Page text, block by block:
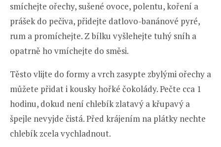
smíchejte ořechy, sušené ovoce, polentu, koření a
prášek do pečiva, přidejte datlovo-banánové pyré,
rum a promíchejte. Z bílku vyšlehejte tuhý sníh a
opatrně ho vmíchejte do směsi.
Těsto vlijte do formy a vrch zasypte zbylými ořechy a
můžete přidat i kousky hořké čokolády. Pečte cca 1
hodinu, dokud není chlebík zlatavý a křupavý a
špejle nevyjde čistá. Před krájením na plátky nechte
chlebík zcela vychladnout.